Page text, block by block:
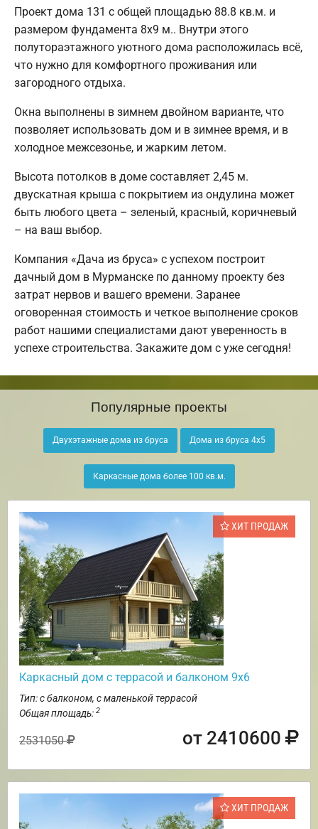
Проект дома 131 с общей площадью 88.8 кв.м. и
размером фундамента 8х9 м.. Внутри этого
полутораэтажного уютного дома расположилась всё,
что нужно для комфортного проживания или
загородного отдыха.
Окна выполнены в зимнем двойном варианте, что
позволяет использовать дом и в зимнее время, и в
холодное межсезонье, и жарким летом.
Высота потолков в доме составляет 2,45 м.
двускатная крыша с покрытием из ондулина может
быть любого цвета – зеленый, красный, коричневый
– на ваш выбор.
Компания «Дача из бруса» с успехом построит
дачный дом в Мурманске по данному проекту без
затрат нервов и вашего времени. Заранее
оговоренная стоимость и четкое выполнение сроков
работ нашими специалистами дают уверенность в
успехе строительства. Закажите дом с уже сегодня!
Популярные проекты
Двухэтажные дома из бруса Дома из бруса 4х5
Каркасные дома более 100 кв.м.
ХИТ ПРОДАЖ
Каркасный дом с террасой и балконом 9х6
Тип: с балконом, с маленькой террасой
Общая площадь: 2
2531050 от 2410600
ХИТ ПРОДАЖ